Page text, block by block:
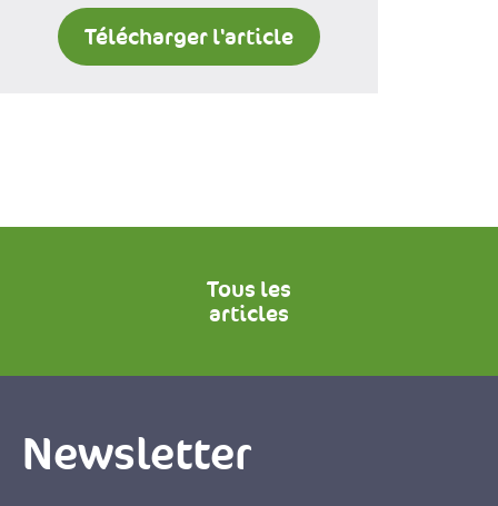
Télécharger l'article
Tous les
articles
Newsletter